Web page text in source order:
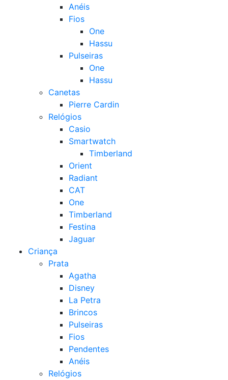
Anéis
Fios
One
Hassu
Pulseiras
One
Hassu
Canetas
Pierre Cardin
Relógios
Casio
Smartwatch
Timberland
Orient
Radiant
CAT
One
Timberland
Festina
Jaguar
Criança
Prata
Agatha
Disney
La Petra
Brincos
Pulseiras
Fios
Pendentes
Anéis
Relógios